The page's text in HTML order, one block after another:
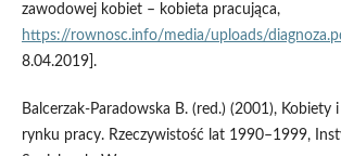
zawodowej kobiet – kobieta pracująca,
https://rownosc.info/media/uploads/
8.04.2019].
Balcerzak‑Paradowska B. (red.) (2001), Kobiety
rynku pracy. Rzeczywistość lat 1990–1999,